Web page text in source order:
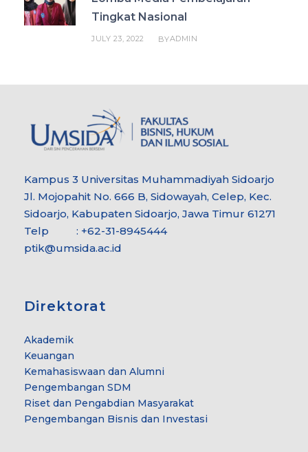
Tingkat Nasional
JULY 23, 2022 BYADMIN
Kampus 3 Universitas Muhammadiyah Sidoarjo
Jl. Mojopahit No. 666 B, Sidowayah, Celep, Kec.
Sidoarjo, Kabupaten Sidoarjo, Jawa Timur 61271
Telp : +62-31-8945444
ptik@umsida.ac.id
Direktorat
Akademik
Keuangan
Kemahasiswaan dan Alumni
Pengembangan SDM
Riset dan Pengabdian Masyarakat
Pengembangan Bisnis dan Investasi